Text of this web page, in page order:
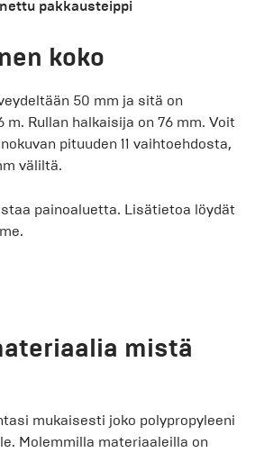
pakkausteippi
koko
50 mm ja sitä on
m. Rullan halkaisija on 76 mm. Voit
pituuden 11 vaihtoehdosta,
väliltä.
painoaluetta. Lisätietoa löydät
mistä
mukaisesti joko polypropyleeni
Molemmilla materiaaleilla on